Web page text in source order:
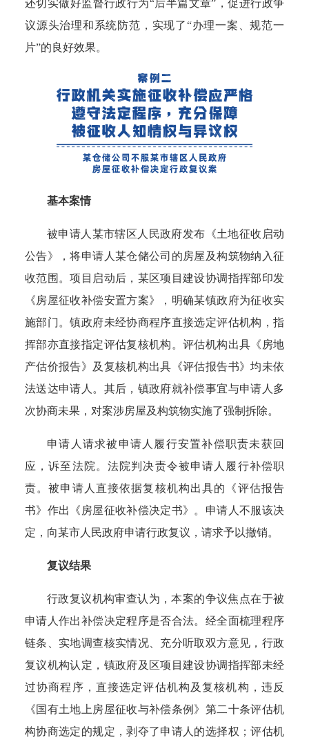
还切实做好监督行政行为“后半篇文章”，促进行政争
议源头治理和系统防范，实现了“办理一案、规范一
片”的良好效果。
基本案情
被申请人某市辖区人民政府发布《土地征收启动
公告》，将申请人某仓储公司的房屋及构筑物纳入征
收范围。项目启动后，某区项目建设协调指挥部印发
《房屋征收补偿安置方案》，明确某镇政府为征收实
施部门。镇政府未经协商程序直接选定评估机构，指
挥部亦直接指定评估复核机构。评估机构出具《房地
产估价报告》及复核机构出具《评估报告书》均未依
法送达申请人。其后，镇政府就补偿事宜与申请人多
次协商未果，对案涉房屋及构筑物实施了强制拆除。
申请人请求被申请人履行安置补偿职责未获回
应，诉至法院。法院判决责令被申请人履行补偿职
责。被申请人直接依据复核机构出具的《评估报告
书》作出《房屋征收补偿决定书》。申请人不服该决
定，向某市人民政府申请行政复议，请求予以撤销。
复议结果
行政复议机构审查认为，本案的争议焦点在于被
申请人作出补偿决定程序是否合法。 经全面梳理程序
链条、实地调查核实情况、充分听取双方意见，行政
复议机构认定，镇政府及区项目建设协调指挥部未经
过协商程序，直接选定评估机构及复核机构，违反
《国有土地上房屋征收与补偿条例》第二十条评估机
构协商选定的规定，剥夺了申请人的选择权；评估机